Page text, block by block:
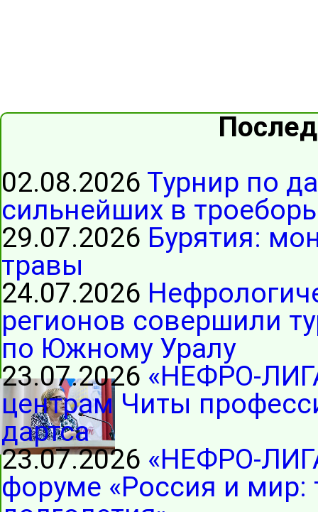
02.08.2026 Турнир по
сильнейших в
29.07.2026 Бурятия:
травы
24.07.2026
регионов совершили
по Южному Уралу
23.07.2026 «НЕФРО-
центрам Читы
дартса
23.07.2026 «НЕФРО-
форуме «Россия и мир: